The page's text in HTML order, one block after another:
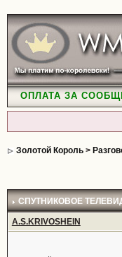
ОПЛАТА ЗА
Золотой Король>
СПУТНИКОВОЕ
A.S.KRIVOSHEIN